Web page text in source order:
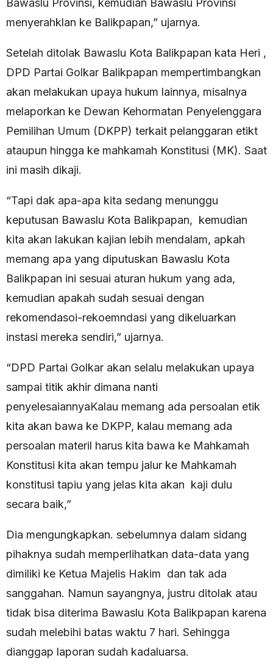
Bawaslu Provinsi, kemudian Bawaslu Provinsi
menyerahklan ke Balikpapan,” ujarnya.
Setelah ditolak Bawaslu Kota Balikpapan kata Heri ,
DPD Partai Golkar Balikpapan mempertimbangkan
akan melakukan upaya hukum lainnya, misalnya
melaporkan ke Dewan Kehormatan Penyelenggara
Pemilihan Umum (DKPP) terkait pelanggaran etikt
ataupun hingga ke mahkamah Konstitusi (MK). Saat
ini masih dikaji.
“Tapi dak apa-apa kita sedang menunggu
keputusan Bawaslu Kota Balikpapan, kemudian
kita akan lakukan kajian lebih mendalam, apkah
memang apa yang diputuskan Bawaslu Kota
Balikpapan ini sesuai aturan hukum yang ada,
kemudian apakah sudah sesuai dengan
rekomendasoi-rekoemndasi yang dikeluarkan
instasi mereka sendiri,” ujarnya.
“DPD Partai Golkar akan selalu melakukan upaya
sampai titik akhir dimana nanti
penyelesaiannyaKalau memang ada persoalan etik
kita akan bawa ke DKPP, kalau memang ada
persoalan materil harus kita bawa ke Mahkamah
Konstitusi kita akan tempu jalur ke Mahkamah
konstitusi tapiu yang jelas kita akan kaji dulu
secara baik,”
Dia mengungkapkan. sebelumnya dalam sidang
pihaknya sudah memperlihatkan data-data yang
dimiliki ke Ketua Majelis Hakim dan tak ada
sanggahan. Namun sayangnya, justru ditolak atau
tidak bisa diterima Bawaslu Kota Balikpapan karena
sudah melebihi batas waktu 7 hari. Sehingga
dianggap laporan sudah kadaluarsa.